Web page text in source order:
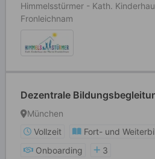
Himmelsstürmer - Kath.
Fronleichnam
Dezentrale
München
Vollzeit
Fort- und
Onboarding
3